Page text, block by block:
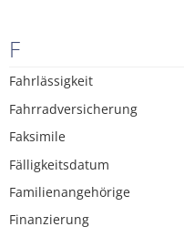
F
Fahrlässigkeit
Fahrradversicherung
Faksimile
Fälligkeitsdatum
Familienangehörige
Finanzierung